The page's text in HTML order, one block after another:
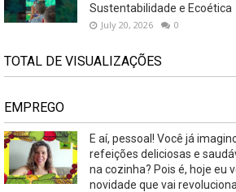
Sustentabilidade e Ecoética
July 20, 2026 0
TOTAL DE VISUALIZAÇÕES
EMPREGO
E aí, pessoal! Você já
refeições deliciosas e
na cozinha? Pois é, hoje eu
novidade que vai